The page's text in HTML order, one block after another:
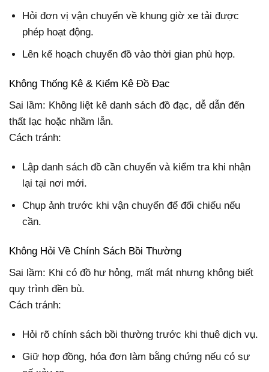
Hỏi đơn vị vận chuyển về khung giờ xe tải được
phép hoạt động.
Lên kế hoạch chuyển đồ vào thời gian phù hợp.
Không Thống Kê & Kiểm Kê Đồ Đạc
Sai lầm: Không liệt kê danh sách đồ đạc, dễ dẫn đến
thất lạc hoặc nhầm lẫn.
Cách tránh:
Lập danh sách đồ cần chuyển và kiểm tra khi nhận
lại tại nơi mới.
Chụp ảnh trước khi vận chuyển để đối chiếu nếu
cần.
Không Hỏi Về Chính Sách Bồi Thường
Sai lầm: Khi có đồ hư hỏng, mất mát nhưng không biết
quy trình đền bù.
Cách tránh:
Hỏi rõ chính sách bồi thường trước khi thuê dịch vụ.
Giữ hợp đồng, hóa đơn làm bằng chứng nếu có sự